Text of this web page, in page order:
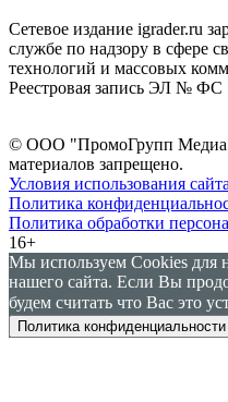
Сетевое издание igrader.ru
службе по надзору в сфере
технологий и массовых
Реестровая запись ЭЛ № ФС
© ООО "ПромоГрупп
материалов запрещено.
Условия использования сайта
Политика
Политика обработки
16+
Мы используем Cookies для
нашего сайта. Если Вы
будем считать что Вас это
Политика конфиденциальности